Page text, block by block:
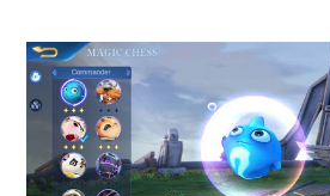
19. Austus
20. Dubi
21. Asta
22. Ling